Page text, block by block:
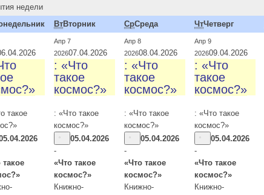
недели
ВтВторник СрСреда ЧтЧетверг
такое
такое
Апр 7
202607.04.2026
: «Что
такое
космос?»
: «Что такое
космос?»
05.04.2026
-
«Что такое
космос?»
Книжно-
Апр 8
202608.04.2026
: «Что
такое
космос?»
: «Что такое
космос?»
05.04.2026
-
«Что такое
космос?»
Книжно-
Апр 9
202609.04.2026
: «Что
такое
космос?»
: «Что такое
космос?»
05.04.2026
-
«Что такое
космос?»
Книжно-